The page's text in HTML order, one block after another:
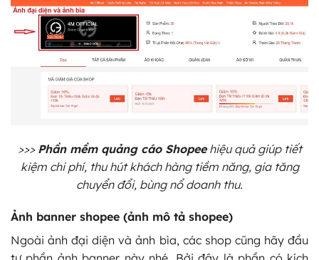
>>> Phần mềm quảng cáo Shopeehiệu quả giúp tiết
kiệm chi phí, thu hút khách hàng tiềm năng, gia tăng
chuyển đổi, bùng nổ doanh thu.
Ảnh banner shopee (ảnh mô tả shopee)
Ngoài ảnh đại diện và ảnh bìa, các shop cũng hãy đầu